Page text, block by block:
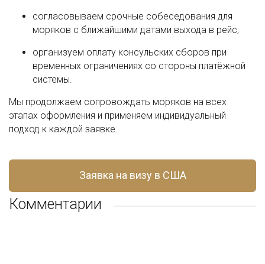
согласовываем срочные собеседования для
моряков с ближайшими датами выхода в рейс;
организуем оплату консульских сборов при
временных ограничениях со стороны платёжной
системы.
Мы продолжаем сопровождать моряков на всех
этапах оформления и применяем индивидуальный
подход к каждой заявке.
Заявка на визу в США
Комментарии